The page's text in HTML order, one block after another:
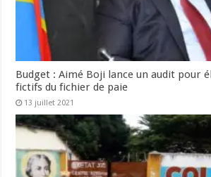
Budget : Aimé Boji lance un audit pour
fictifs du fichier de paie
13 juillet 2021